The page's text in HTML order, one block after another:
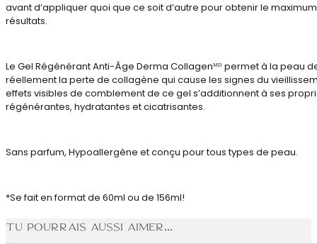
avant d’appliquer quoi que ce soit d’autre pour obtenir le
résultats.
Le Gel Régénérant Anti-Âge Derma Collagenᴹᴰ permet à la peau
réellement la perte de collagène qui cause les signes du
effets visibles de comblement de ce gel s’additionnent à ses
régénérantes, hydratantes et cicatrisantes.
Sans parfum, Hypoallergène et conçu pour tous types de peau.
*Se fait en format de 60ml ou de 156ml!
Tu pourrais aussi aimer...